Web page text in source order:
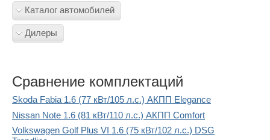
Каталог автомобилей
Дилеры
Сравнение комплектаций
Skoda Fabia 1.6 (77 кВт/105 л.с.) АКПП Elegance
Nissan Note 1.6 (81 кВт/110 л.с.) АКПП Comfort
Volkswagen Golf Plus VI 1.6 (75 кВт/102 л.с.) DSG